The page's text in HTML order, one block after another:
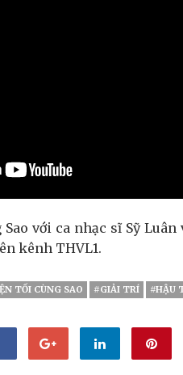
Sao với ca nhạc sĩ Sỹ
kênh THVL1.
TỐI CÙNG SAO #GIẢI TRÍ #HẬU